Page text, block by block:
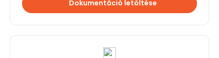
Dokumentáció letöltése